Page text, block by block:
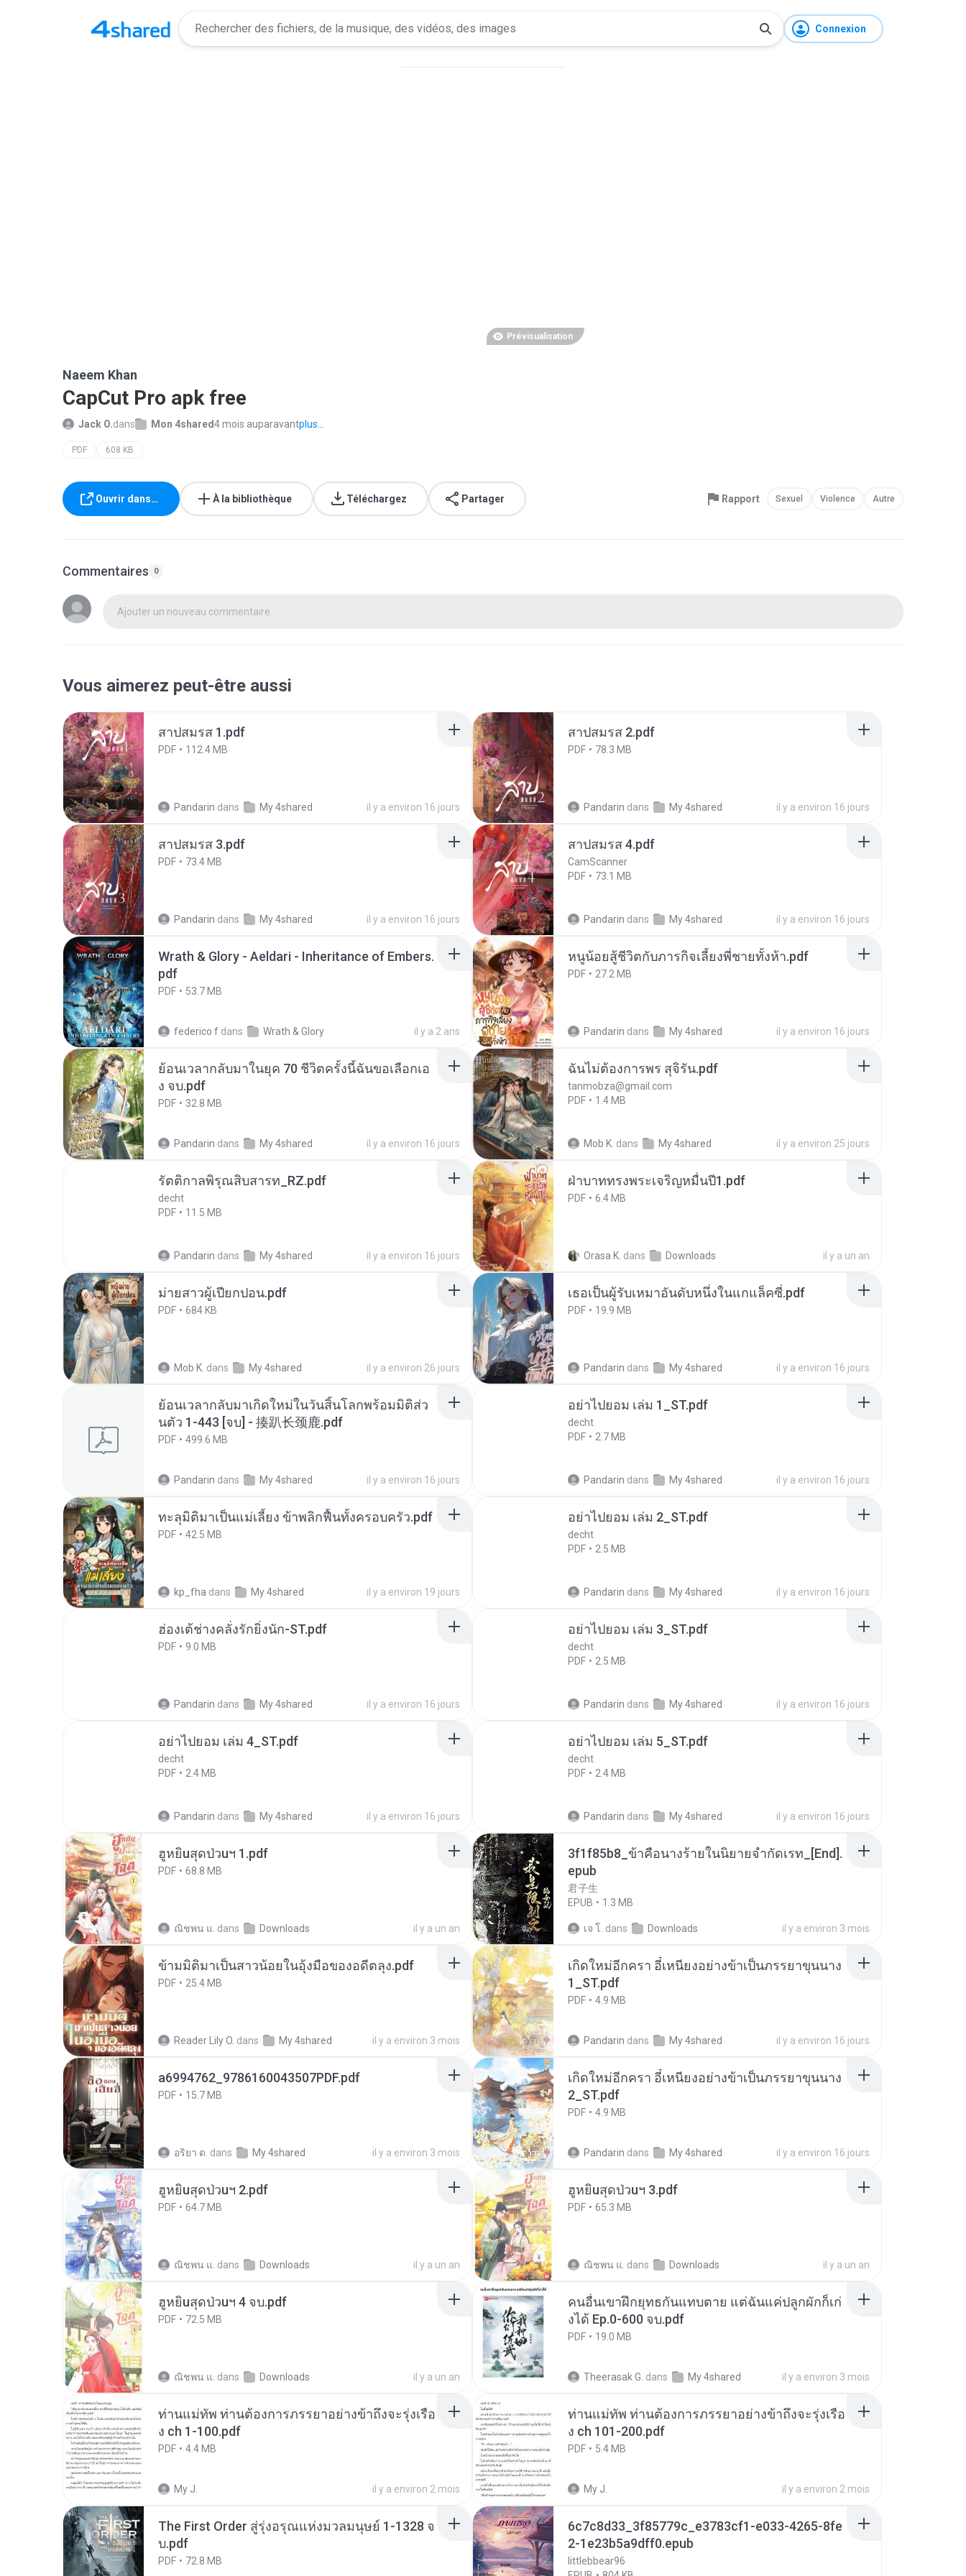
Connexion
Prévisualisation
Naeem Khan
CapCut Pro apk free
Jack O.dans Mon 4shared4 mois auparavantplus...
PDF 608 KB
Ouvrir dans… À la bibliothèque Téléchargez Partager Rapport Sexuel Violence Autre
Commentaires 0
Ajouter un nouveau commentaire
Vous aimerez peut-être aussi
สาปสมรส 1.pdf
PDF 112.4 MB
Pandarin dans My 4shared il y a environ 16 jours
สาปสมรส 2.pdf
PDF 78.3 MB
Pandarin dans My 4shared il y a environ 16 jours
สาปสมรส 3.pdf
PDF 73.4 MB
Pandarin dans My 4shared il y a environ 16 jours
สาปสมรส 4.pdf
CamScanner
PDF
73.1 MB
Pandarin dans My 4shared il y a environ 16 jours
Wrath & Glory - Aeldari - Inheritance of Embers.
pdf
PDF 53.7 MB
federico f dans Wrath & Glory il y a 2 ans
หนูน้อยสู้ชีวิตกับภารกิจเลี้ยงพี่ชายทั้งห้า.pdf
PDF 27.2 MB
Pandarin dans My 4shared il y a environ 16 jours
ย้อนเวลากลับมาในยุค 70 ชีวิตครั้งนี้ฉันขอเลือกเอ
ง จบ.pdf
PDF 32.8 MB
Pandarin dans My 4shared il y a environ 16 jours
ฉันไม่ต้องการพร สุจิรัน.pdf
tanmobza@gmail.com
PDF
1.4 MB
Mob K. dans My 4shared il y a environ 25 jours
รัตติกาลพิรุณสิบสารท_RZ.pdf
decht
PDF
11.5 MB
Pandarin dans My 4shared il y a environ 16 jours
ฝ่าบาททรงพระเจริญหมื่นปี1.pdf
PDF 6.4 MB
Orasa K. dans Downloads il y a un an
ม่ายสาวผู้เปียกปอน.pdf
PDF 684 KB
Mob K. dans My 4shared il y a environ 26 jours
เธอเป็นผู้รับเหมาอันดับหนึ่งในแกแล็คซี่.pdf
PDF 19.9 MB
Pandarin dans My 4shared il y a environ 16 jours
ย้อนเวลากลับมาเกิดใหม่ในวันสิ้นโลกพร้อมมิติส่ว
นตัว 1-443 [จบ] - 揍趴长颈鹿.pdf
PDF 499.6 MB
Pandarin dans My 4shared il y a environ 16 jours
อย่าไปยอม เล่ม 1_ST.pdf
decht
PDF
2.7 MB
Pandarin dans My 4shared il y a environ 16 jours
ทะลุมิติมาเป็นแม่เลี้ยง ข้าพลิกฟื้นทั้งครอบครัว.pdf
PDF 42.5 MB
kp_fha dans My 4shared il y a environ 19 jours
อย่าไปยอม เล่ม 2_ST.pdf
decht
PDF
2.5 MB
Pandarin dans My 4shared il y a environ 16 jours
ฮ่องเต้ช่างคลั่งรักยิ่งนัก-ST.pdf
PDF 9.0 MB
Pandarin dans My 4shared il y a environ 16 jours
อย่าไปยอม เล่ม 3_ST.pdf
decht
PDF
2.5 MB
Pandarin dans My 4shared il y a environ 16 jours
อย่าไปยอม เล่ม 4_ST.pdf
decht
PDF
2.4 MB
Pandarin dans My 4shared il y a environ 16 jours
อย่าไปยอม เล่ม 5_ST.pdf
decht
PDF
2.4 MB
Pandarin dans My 4shared il y a environ 16 jours
ฮูหยิuสุดป่วuฯ 1.pdf
PDF 68.8 MB
ณิชพน แ. dans Downloads il y a un an
3f1f85b8_ข้าคือนางร้ายในนิยายจำกัดเรท_[End].
epub
君子生
EPUB
1.3 MB
เจ โ. dans Downloads il y a environ 3 mois
ข้ามมิติมาเป็นสาวน้อยในอุ้งมือของอดีตลุง.pdf
PDF 25.4 MB
Reader Lily O. dans My 4shared il y a environ 3 mois
เกิดใหม่อีกครา อี๋เหนียงอย่างข้าเป็นภรรยาขุนนาง
1_ST.pdf
PDF 4.9 MB
Pandarin dans My 4shared il y a environ 16 jours
a6994762_9786160043507PDF.pdf
PDF 15.7 MB
อริยา ด. dans My 4shared il y a environ 3 mois
เกิดใหม่อีกครา อี๋เหนียงอย่างข้าเป็นภรรยาขุนนาง
2_ST.pdf
PDF 4.9 MB
Pandarin dans My 4shared il y a environ 16 jours
ฮูหยิuสุดป่วuฯ 2.pdf
PDF 64.7 MB
ณิชพน แ. dans Downloads il y a un an
ฮูหยิuสุดป่วuฯ 3.pdf
PDF 65.3 MB
ณิชพน แ. dans Downloads il y a un an
ฮูหยิuสุดป่วuฯ 4 จบ.pdf
PDF 72.5 MB
ณิชพน แ. dans Downloads il y a un an
คนอื่นเขาฝึกยุทธกันแทบตาย แต่ฉันแค่ปลูกผักก็เก่
งได้ Ep.0-600 จบ.pdf
PDF 19.0 MB
Theerasak G. dans My 4shared il y a environ 3 mois
ท่านแม่ทัพ ท่านต้องการภรรยาอย่างข้าถึงจะรุ่งเรือ
ง ch 1-100.pdf
PDF 4.4 MB
My J. il y a environ 2 mois
ท่านแม่ทัพ ท่านต้องการภรรยาอย่างข้าถึงจะรุ่งเรือ
ง ch 101-200.pdf
PDF 5.4 MB
My J. il y a environ 2 mois
The First Order สู่รุ่งอรุณแห่งมวลมนุษย์ 1-1328 จ
บ.pdf
PDF 72.8 MB
6c7c8d33_3f85779c_e3783cf1-e033-4265-8fe
2-1e23b5a9dff0.epub
littlebbear96